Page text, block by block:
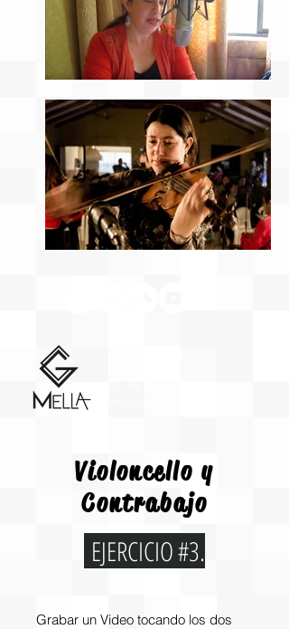
Violoncello y
Contrabajo
EJERCICIO #3.
Grabar un Video tocando los dos